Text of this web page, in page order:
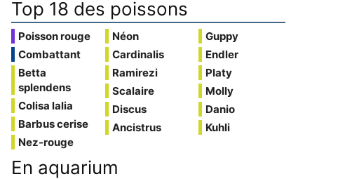
Top 18 des poissons
Poisson rouge
Combattant
Betta
splendens
Colisa lalia
Barbus cerise
Nez-rouge
Néon
Cardinalis
Ramirezi
Scalaire
Discus
Ancistrus
Guppy
Endler
Platy
Molly
Danio
Kuhli
En aquarium